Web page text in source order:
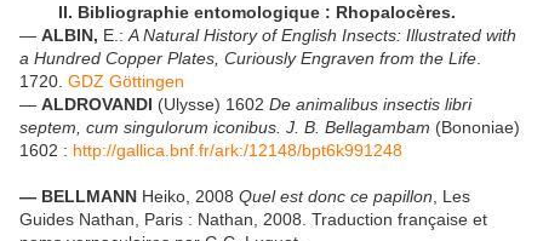
II. Bibliographie entomologique : Rhopalocères.
— ALBIN, E.: A Natural History of English Insects: Illustrated with
a Hundred Copper Plates, Curiously Engraven from the Life
1720. GDZ Göttingen
— ALDROVANDI (Ulysse) 1602 De animalibus insectis libri
septem, cum singulorum iconibus. J. B. Bellagambam (Bononiae)
1602 : http://gallica.bnf.fr/ark:/12148/bpt6k991248
— BELLMANN Heiko, 2008 Quel est donc ce papillon , Les
Guides Nathan, Paris : Nathan, 2008. Traduction française et